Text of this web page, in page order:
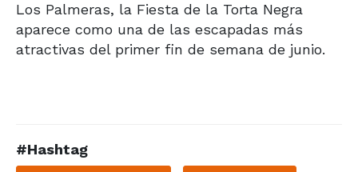
Los Palmeras, la Fiesta de la Torta Negra
aparece como una de las escapadas más
atractivas del primer fin de semana de junio.
#Hashtag